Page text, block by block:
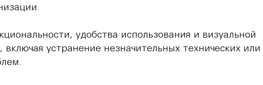
удобства использования и визуальной
включая устранение незначительных технических или